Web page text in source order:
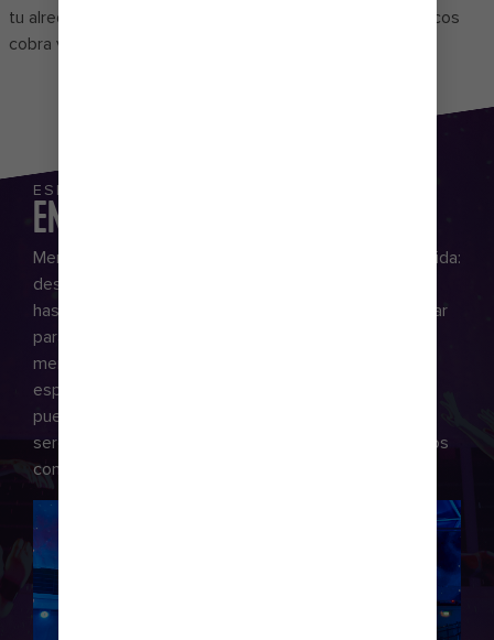
tu alrededor. Y cuando se pone el sol, el techo de mosaicos
cobra vida con un caleidoscopio de colores.
ESPECTÁCULOS QUE
ENCIENDEN LA NOCHE
Menos vida nocturna y más de la mejor noche de tu vida:
desde entretenimiento que eleva muchísimo el nivel
hasta bares que sirven cócteles que tienes que probar
para creer, en entornos donde cada momento es
memorable. Empieza tu noche con la familia en un
espectáculo asombroso en AquaTheater. También
puedes dirigirte a Spotlight Karaoke para recibir una
serenata nocturna o a Boleros para bailar ritmos latinos
con tu pareja.